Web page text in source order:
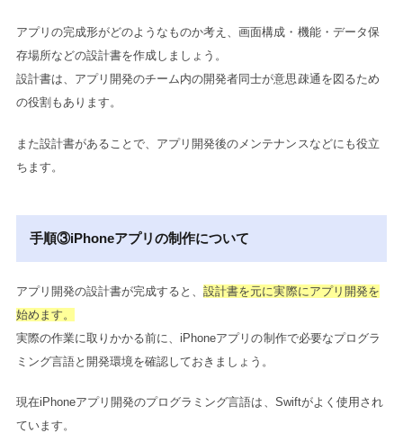
アプリの完成形がどのようなものか考え、画面構成・機能・データ保
存場所などの設計書を作成しましょう。
設計書は、アプリ開発のチーム内の開発者同士が意思疎通を図るため
の役割もあります。
また設計書があることで、アプリ開発後のメンテナンスなどにも役立
ちます。
手順③iPhoneアプリの制作について
アプリ開発の設計書が完成すると、設計書を元に実際にアプリ開発を
始めます。
実際の作業に取りかかる前に、iPhoneアプリの制作で必要なプログラ
ミング言語と開発環境を確認しておきましょう。
現在iPhoneアプリ開発のプログラミング言語は、Swiftがよく使用され
ています。